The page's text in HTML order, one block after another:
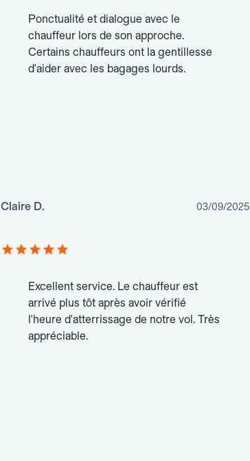
Ponctualité et dialogue avec le
chauffeur lors de son approche.
Certains chauffeurs ont la gentillesse
d'aider avec les bagages lourds.
Claire D. 03/09/2025
Excellent service. Le chauffeur est
arrivé plus tôt après avoir vérifié
l'heure d'atterrissage de notre vol. Très
appréciable.